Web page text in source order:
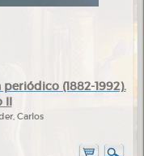
periódico (1882-1992).
II
Carlos